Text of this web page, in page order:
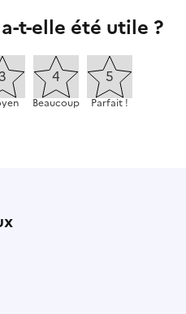
t-elle été utile ?
Beaucoup Parfait !